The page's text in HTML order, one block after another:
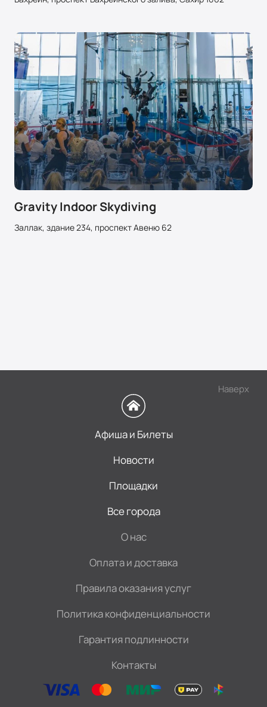
Gravity Indoor Skydiving
Заллак, здание 234, проспект Авеню 62
Наверх
Афиша и Билеты
Новости
Площадки
Все города
О нас
Оплата и доставка
Правила оказания услуг
Политика конфиденциальности
Гарантия подлинности
Контакты